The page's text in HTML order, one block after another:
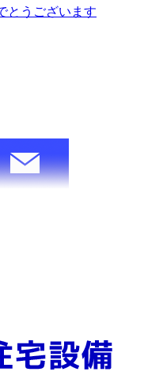
とうございます